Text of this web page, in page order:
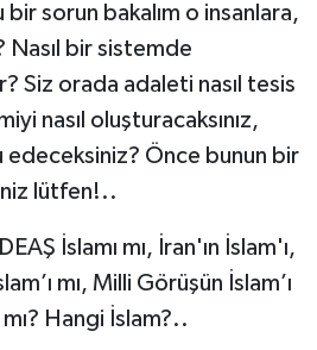
sorun bakalım o insanlara,
Nasıl bir sistemde
Siz orada adaleti nasıl tesis
nasıl oluşturacaksınız,
edeceksiniz? Önce bunun bir
lütfen!..
İslamı mı, İran'ın İslam'ı,
mı, Milli Görüşün İslam’ı
mı? Hangi İslam?..